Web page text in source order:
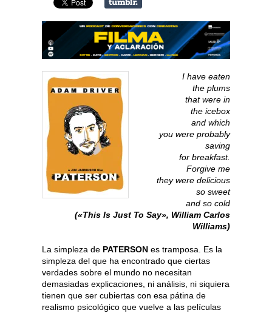
I have eaten
the plums
that were in
the icebox
and which
you were probably
saving
for breakfast.
Forgive me
they were delicious
so sweet
and so cold
(«This Is Just To Say», William Carlos
Williams)
La simpleza de PATERSON es tramposa. Es la
simpleza del que ha encontrado que ciertas
verdades sobre el mundo no necesitan
demasiadas explicaciones, ni análisis, ni siquiera
tienen que ser cubiertas con esa pátina de
realismo psicológico que vuelve a las películas